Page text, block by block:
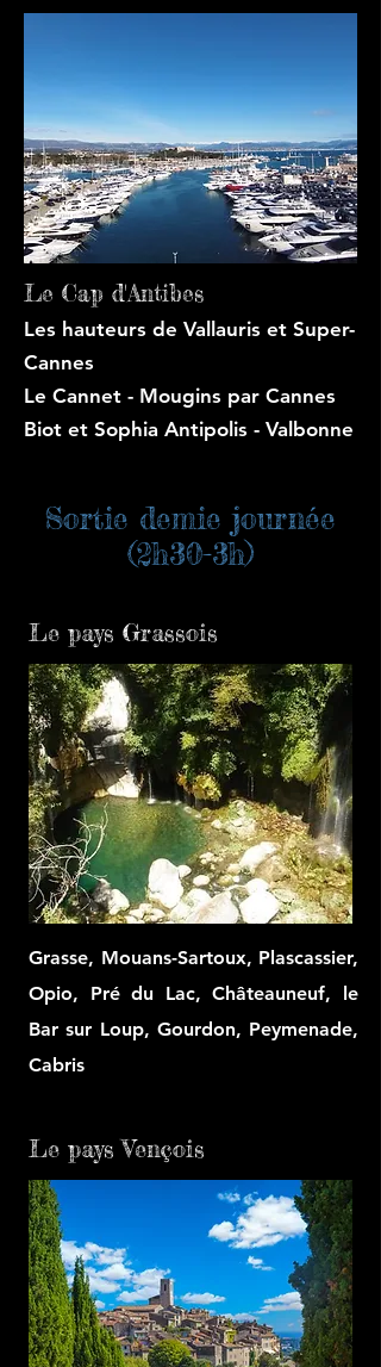
Le Cap d'Antibes
Les hauteurs de Vallauris et Super-
Cannes
Le Cannet - Mougins par Cannes
Biot et Sophia Antipolis - Valbonne
Sortie demie journée
(2h30-3h)
Le pays Grassois
Grasse, Mouans-Sartoux, Plascassier,
Opio, Pré du Lac, Châteauneuf, le
Bar sur Loup, Gourdon, Peymenade,
Cabris
Le pays Vençois